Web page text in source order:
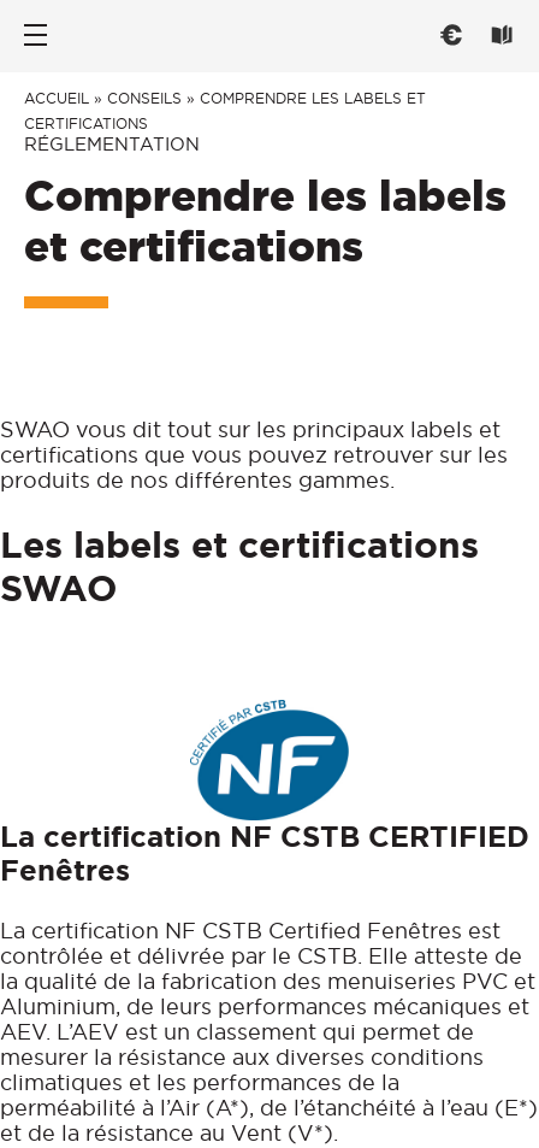
Nos portes d’entrée
Portes d’entrée
Portes de service
Portes grand trafic
Contemporaine
Vitrée
Aluminium
PVC
Les fenêtres
Fenêtre ouvrant à la française
Fenêtre oscillo-battant
Fenêtre et baie coulissante
PAR MATÉRIAU
Fenêtre Aluminium
Fenêtre Bois
Fenêtre Mixte Alu/Bois
Conseils
Trouver l'inspiration
Mieux comprendre
Réglementation
Menuiseries connectées
ENTRETENIR
Vous accompagner
ACCUEIL » CONSEILS » COMPRENDRE LES LABELS ET
CERTIFICATIONS
RÉGLEMENTATION
Comprendre les labels
et certifications
SWAO vous dit tout sur les principaux labels et
certifications que vous pouvez retrouver sur les
produits de nos différentes gammes.
Les labels et certifications
SWAO
La certification NF CSTB CERTIFIED
Fenêtres
La certification NF CSTB Certified Fenêtres est
contrôlée et délivrée par le CSTB. Elle atteste de
la qualité de la fabrication des menuiseries PVC et
Aluminium, de leurs performances mécaniques et
AEV. L’AEV est un classement qui permet de
mesurer la résistance aux diverses conditions
climatiques et les performances de la
perméabilité à l’Air (A*), de l’étanchéité à l’eau (E*)
et de la résistance au Vent (V*).